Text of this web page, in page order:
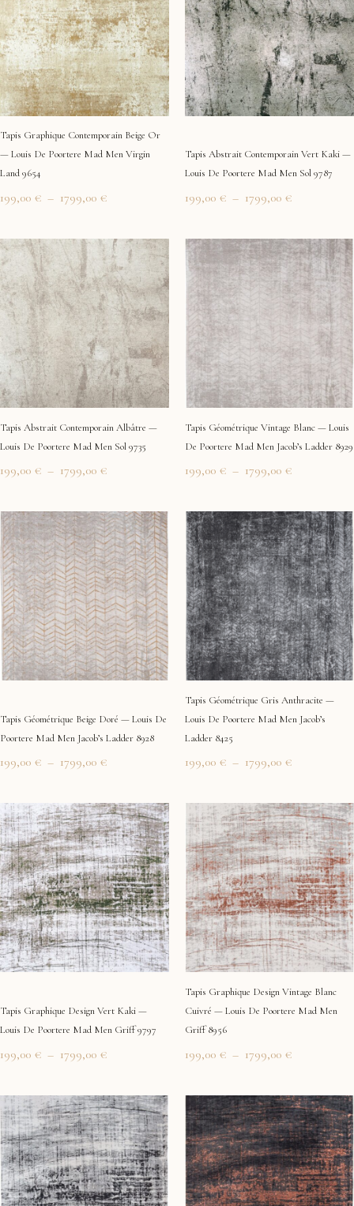
Tapis Graphique Contemporain Beige Or
— Louis De Poortere Mad Men Virgin
Land 9654
199,00 € – 1799,00 €
à
1799,00 €
Tapis Abstrait Contemporain Vert Kaki —
Louis De Poortere Mad Men Sol 9787
199,00 € – 1799,00 €
à
1799,00 €
Tapis Abstrait Contemporain Albâtre —
Louis De Poortere Mad Men Sol 9735
199,00 € – 1799,00 €
Plage
de
prix :
199,00 €
à
1799,00 €
Tapis Géométrique Vintage Blanc — Louis
De Poortere Mad Men Jacob’s Ladder 8929
199,00 € – 1799,00 €
Plage
de
prix :
199,00 €
à
1799,00 €
Tapis Géométrique Beige Doré — Louis De
Poortere Mad Men Jacob’s Ladder 8928
199,00 € – 1799,00 €
Plage
de
prix :
199,00 €
à
1799,00 €
Tapis Géométrique Gris Anthracite —
Louis De Poortere Mad Men Jacob’s
Ladder 8425
199,00 € – 1799,00 €
Plage
de
prix :
199,00 €
à
1799,00 €
Tapis Graphique Design Vert Kaki —
Louis De Poortere Mad Men Griff 9797
199,00 € – 1799,00 €
Plage
de
prix :
199,00 €
à
1799,00 €
Tapis Graphique Design Vintage Blanc
Cuivré — Louis De Poortere Mad Men
Griff 8956
199,00 € – 1799,00 €
Plage
de
prix :
199,00 €
à
1799,00 €
Plage
de
prix :
199,00 €
à
1799,00 €
Plage
de
prix :
199,00 €
à
1799,00 €